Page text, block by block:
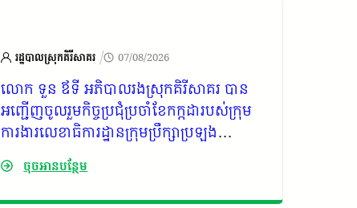
រដ្ឋបាលស្រុកគិរីសាគរ / 07/08/2026
លោក ទួន ឪទី អភិបាលរងស្រុក​គិរីសាគរ បាន
អញ្ជើញចូលរួមកិច្ចប្រជុំប្រចាំខែ​កក្កដារបស់ក្រុម
ការងារលេខាធិការដ្ឋានក្រុមប្រឹក្សាប្រឡង
ប្រណាំងអនុវត្តគោលនយោបាយភូមិ ឃុំ សង្កាត់
មានសុវត្ថិភាពរបស់​ គណៈ​បញ្ជាការ​ឯកភាព
រដ្ឋបាលខេត្តកោះកុង
ចុចអានបន្ថែម